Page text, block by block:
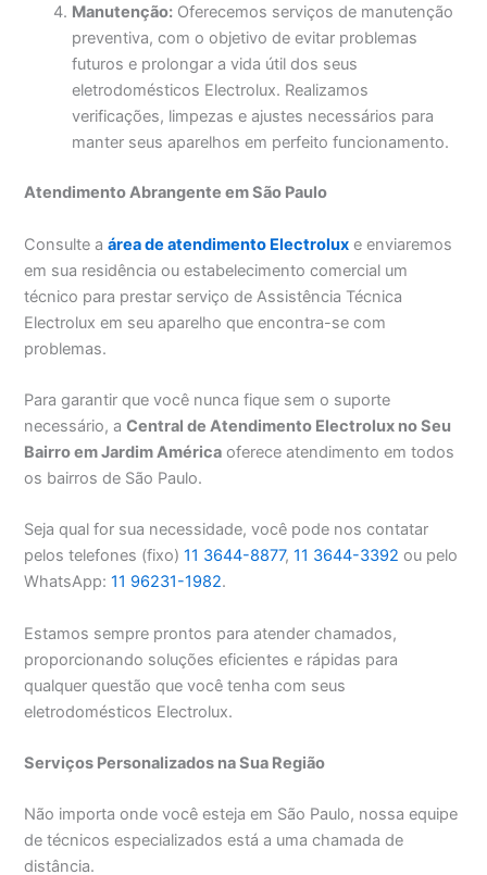
Manutenção: Oferecemos serviços de manutenção
preventiva, com o objetivo de evitar problemas
futuros e prolongar a vida útil dos seus
eletrodomésticos Electrolux. Realizamos
verificações, limpezas e ajustes necessários para
manter seus aparelhos em perfeito funcionamento.
Atendimento Abrangente em São Paulo
Consulte aárea de atendimento Electrolux e enviaremos
em sua residência ou estabelecimento comercial um
técnico para prestar serviço de Assistência Técnica
Electrolux em seu aparelho que encontra-se com
problemas.
Para garantir que você nunca fique sem o suporte
necessário, aCentral de Atendimento Electrolux no Seu
Bairro em Jardim América oferece atendimento em todos
os bairros de São Paulo.
Seja qual for sua necessidade, você pode nos contatar
pelos telefones (fixo)11 3644-8877,11 3644-3392 ou pelo
WhatsApp:11 96231-1982.
Estamos sempre prontos para atender chamados,
proporcionando soluções eficientes e rápidas para
qualquer questão que você tenha com seus
eletrodomésticos Electrolux.
Serviços Personalizados na Sua Região
Não importa onde você esteja em São Paulo, nossa equipe
de técnicos especializados está a uma chamada de
distância.